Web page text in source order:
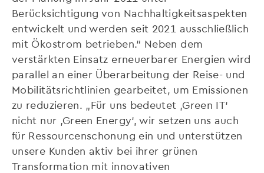
Berücksichtigung von Nachhaltigkeitsaspekten
entwickelt und werden seit 2021 ausschließlich
mit Ökostrom betrieben.“ Neben dem
verstärkten Einsatz erneuerbarer Energien wird
parallel an einer Überarbeitung der Reise- und
Mobilitätsrichtlinien gearbeitet, um Emissionen
zu reduzieren. „Für uns bedeutet ‚Green IT‘
nicht nur ‚Green Energy‘, wir setzen uns auch
für Ressourcenschonung ein und unterstützen
unsere Kunden aktiv bei ihrer grünen
Transformation mit innovativen